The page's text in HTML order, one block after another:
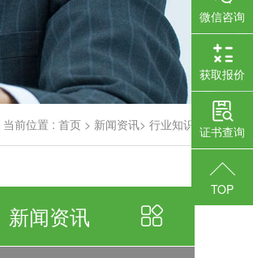
当前位置 : 首页 > 新闻资讯> 行业知识
新闻资讯
微信咨询
获取报价
证书查询
TOP